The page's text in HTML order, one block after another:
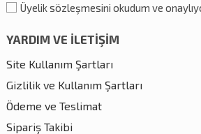
Üyelik sözleşmesini okudum ve
YARDIM VE İLETİŞİM
Site Kullanım Şartları
Gizlilik ve Kullanım Şartları
Ödeme ve Teslimat
Sipariş Takibi